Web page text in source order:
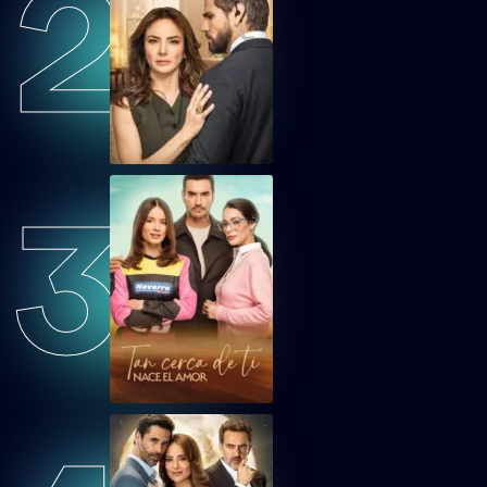
CDOEP21
Corazón de Oro Capítulo 21
CDOEP22
Corazón de Oro Capítulo 22
CDOEP23
Corazón de Oro Capítulo 23
CDOEP24
Corazón de Oro Capítulo 24
CDOEP25
Corazón de Oro Capítulo 25
CDOEP26
Corazón de Oro Capítulo 26
2
3